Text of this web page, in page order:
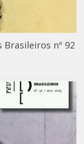
nº 92